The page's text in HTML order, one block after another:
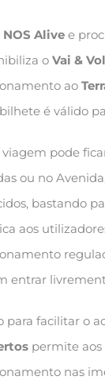
NOS Alivee
o Vai &
ao
é válido
viagem pode
ou no
bastando
aos
entrar
para facilitar o
permite aos
nas